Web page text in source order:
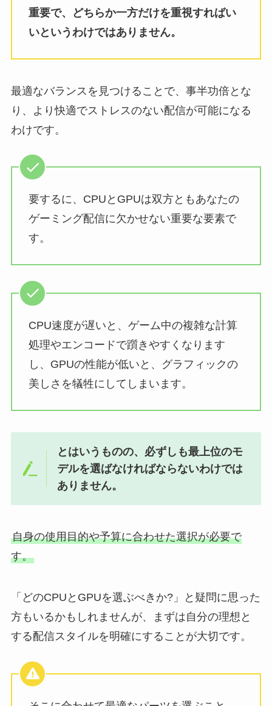
重要で、どちらか一方だけを重視すればい
いというわけではありません。
最適なバランスを見つけることで、事半功倍とな
り、より快適でストレスのない配信が可能になる
わけです。
要するに、CPUとGPUは双方ともあなたの
ゲーミング配信に欠かせない重要な要素で
す。
CPU速度が遅いと、ゲーム中の複雑な計算
処理やエンコードで躓きやすくなります
し、GPUの性能が低いと、グラフィックの
美しさを犠牲にしてしまいます。
とはいうものの、必ずしも最上位のモ
デルを選ばなければならないわけでは
ありません。
自身の使用目的や予算に合わせた選択が必要で
す。
「どのCPUとGPUを選ぶべきか?」と疑問に思った
方もいるかもしれませんが、まずは自分の理想と
する配信スタイルを明確にすることが大切です。